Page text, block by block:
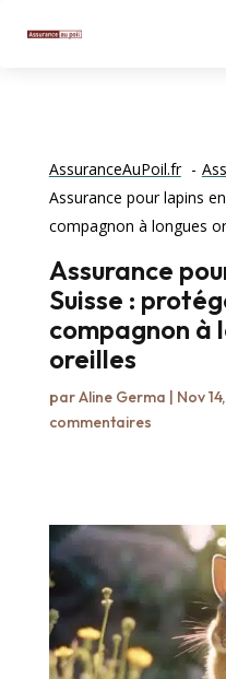
AssuranceAuPoil.fr
Assurance pour lapins
compagnon à longues
Assurance
Suisse :
compagnon à
oreilles
parAline Germa | Nov
commentaires